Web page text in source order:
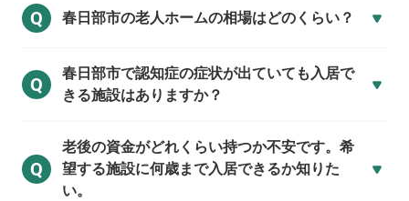
Q 春日部市の老人ホームの相場はどのくらい？
Q
春日部市で認知症の症状が出ていても入居で
きる施設はありますか？
Q
老後の資金がどれくらい持つか不安です。希
望する施設に何歳まで入居できるか知りた
い。